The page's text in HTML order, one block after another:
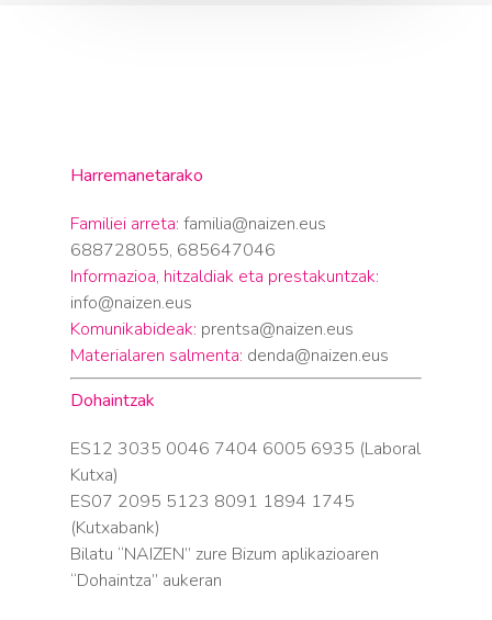
Harremanetarako
Familiei arreta: familia@naizen.eus
688728055, 685647046
Informazioa, hitzaldiak eta prestakuntzak:
info@naizen.eus
Komunikabideak: prentsa@naizen.eus
Materialaren salmenta: denda@naizen.eus
Dohaintzak
ES12 3035 0046 7404 6005 6935 (Laboral
Kutxa)
ES07 2095 5123 8091 1894 1745
(Kutxabank)
Bilatu “NAIZEN” zure Bizum aplikazioaren
“Dohaintza” aukeran